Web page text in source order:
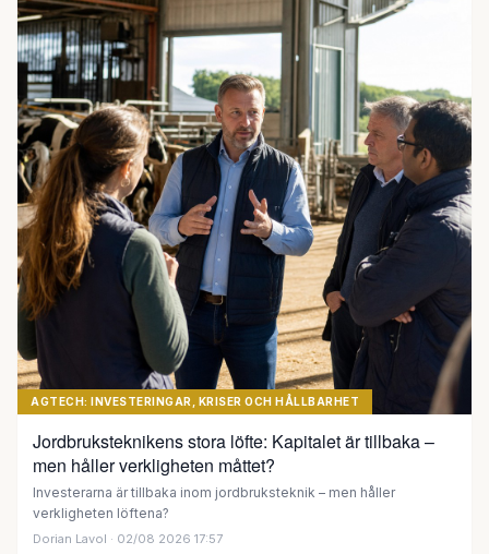
AGTECH: INVESTERINGAR, KRISER OCH HÅLLBARHET
Jordbruksteknikens stora löfte: Kapitalet är tillbaka –
men håller verkligheten måttet?
Investerarna är tillbaka inom jordbruksteknik – men håller
verkligheten löftena?
Dorian Lavol · 02/08 2026 17:57